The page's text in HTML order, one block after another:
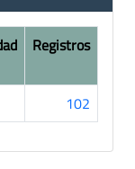
Registros
102